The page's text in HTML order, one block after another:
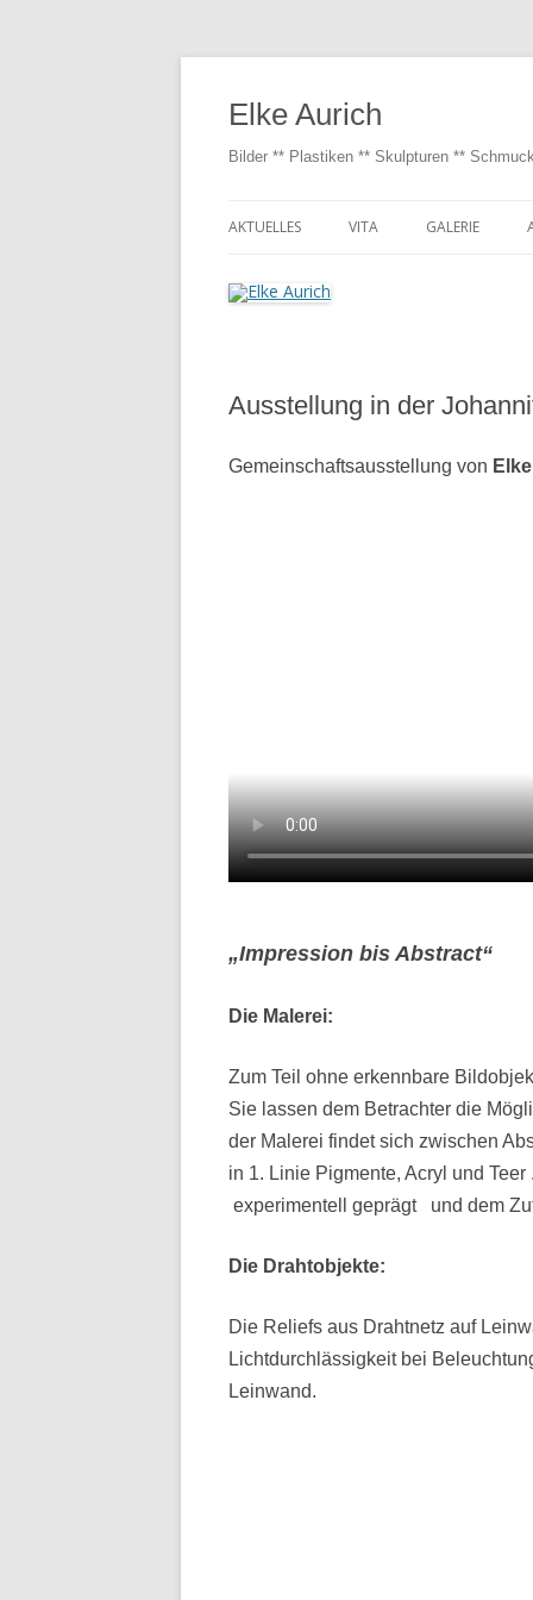
Elke Aurich
Bilder ** Plastiken ** Skulpturen **
AKTUELLES VITA GALERIE
Ausstellung in der
Gemeinschaftsausstellung von
„Impression bis Abstract“
Die Malerei:
Zum Teil ohne erkennbare
Sie lassen dem Betrachter die
der Malerei findet sich zwischen
in 1. Linie Pigmente, Acryl und
experimentell geprägt und dem
Die Drahtobjekte:
Die Reliefs aus Drahtnetz auf
Lichtdurchlässigkeit bei
Leinwand.